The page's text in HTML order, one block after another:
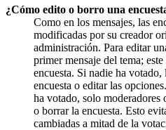
¿Cómo edito o borro una
Como en los mensajes, las
modificadas por su creador
administración. Para editar
primer mensaje del tema;
encuesta. Si nadie ha
encuesta o editar las
ha votado, solo moderadores
o borrar la encuesta. Esto
cambiadas a mitad de la